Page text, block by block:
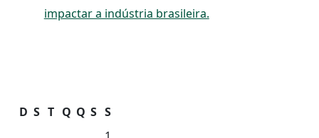
impactar a indústria brasileira.
D S T Q Q S S